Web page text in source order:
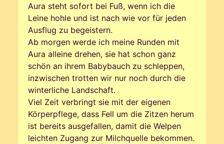
Aura steht sofort bei Fuß, wenn ich die
Leine hohle und ist nach wie vor für jeden
Ausflug zu begeistern.
Ab morgen werde ich meine Runden mit
Aura alleine drehen, sie hat schon ganz
schön an ihrem Babybauch zu schleppen,
inzwischen trotten wir nur noch durch die
winterliche Landschaft.
Viel Zeit verbringt sie mit der eigenen
Körperpflege, dass Fell um die Zitzen herum
ist bereits ausgefallen, damit die Welpen
leichten Zugang zur Milchquelle bekommen.